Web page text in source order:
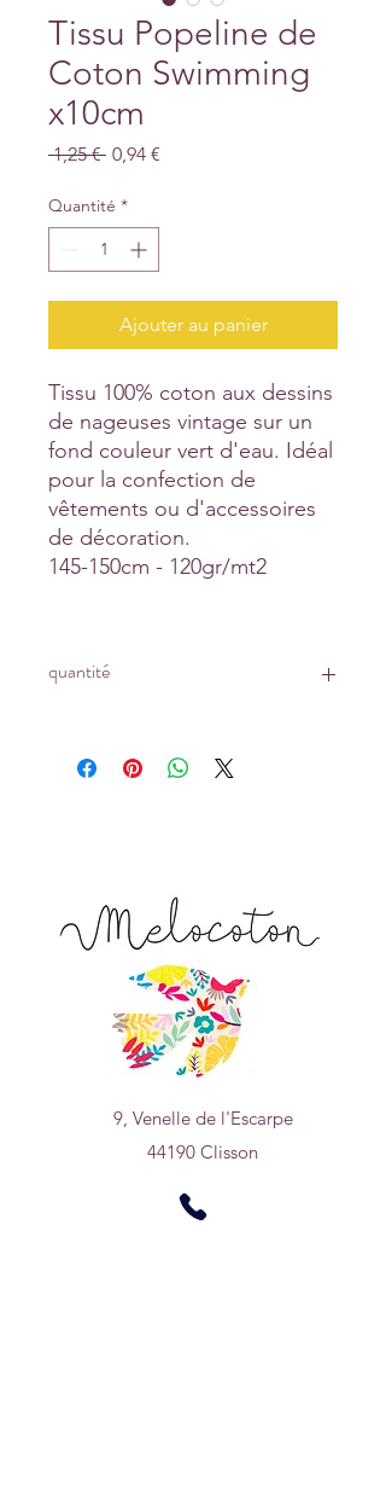
Tissu Popeline de
Coton Swimming
x10cm
1,25 € Prix
0,94 €
Quantité *
Ajouter au panier
Tissu 100% coton aux dessins
de nageuses vintage sur un
fond couleur vert d'eau. Idéal
pour la confection de
vêtements ou d'accessoires
de décoration.
145-150cm - 120gr/mt2
quantité
un coupon de 10 cm x 145 cm
Tapez 1 pour recevoir 10 cm x 145 cm
La longueur achetée vous sera livrée
d'un seul tenant
9, Venelle de l'Escarpe
44190 Clisson